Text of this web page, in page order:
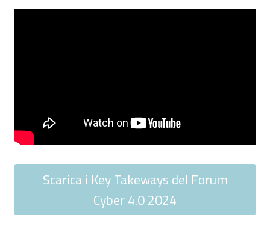
Scarica i Key Takeways del Forum
Cyber 4.0 2024